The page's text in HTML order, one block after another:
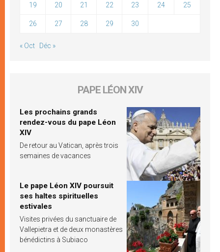
19 20 21 22 23 24 25
26 27 28 29 30
« Oct Déc »
PAPE LÉON XIV
Les prochains grands
rendez-vous du pape Léon
XIV
De retour au Vatican, après trois
semaines de vacances
Le pape Léon XIV poursuit
ses haltes spirituelles
estivales
Visites privées du sanctuaire de
Vallepietra et de deux monastères
bénédictins à Subiaco